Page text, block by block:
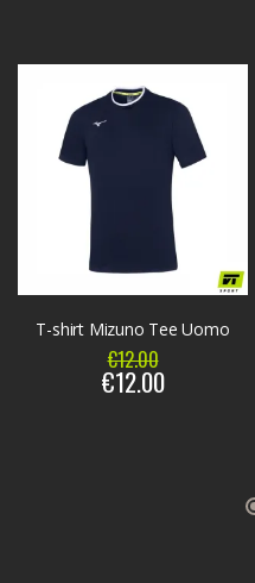
T-shirt Mizuno Tee Uomo
€12.00
€12.00